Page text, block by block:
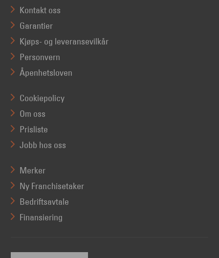
Kontakt oss
Garantier
Kjøps- og leveransevilkår
Personvern
Åpenhetsloven
Cookiepolicy
Om oss
Prisliste
Jobb hos oss
Merker
Ny Franchisetaker
Bedriftsavtale
Finansiering